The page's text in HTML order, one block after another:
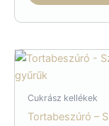
Cukrász kellékek
Tortabeszúró –